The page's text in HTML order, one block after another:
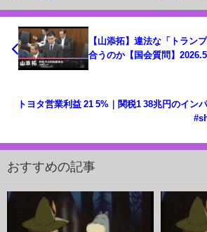
【山添拓】違法な「トラン
合うのか【国会質問】
トヨタ営業利益 21 5%｜関税1 38兆円のイン
おすすめの記事